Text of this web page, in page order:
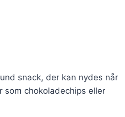
snack, der kan nydes når
som chokoladechips eller